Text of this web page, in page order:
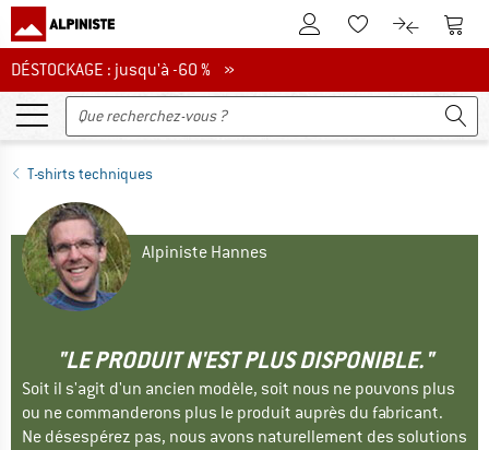
Vers le compte client
Vers la liste
Vers le
DÉSTOCKAGE : jusqu'à -60 %
DÉSTOCKAGE : jusqu'à -60 % »
T-shirts techniques
Alpiniste Hannes
"LE PRODUIT N'EST PLUS DISPONIBLE."
Soit il s'agit d'un ancien modèle, soit nous ne pouvons plus
ou ne commanderons plus le produit auprès du fabricant.
Ne désespérez pas, nous avons naturellement des solutions